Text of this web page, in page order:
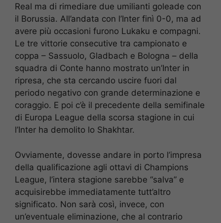
Real ma di rimediare due umilianti goleade con
il Borussia. All’andata con l’Inter finì 0-0, ma ad
avere più occasioni furono Lukaku e compagni.
Le tre vittorie consecutive tra campionato e
coppa – Sassuolo, Gladbach e Bologna – della
squadra di Conte hanno mostrato un’Inter in
ripresa, che sta cercando uscire fuori dal
periodo negativo con grande determinazione e
coraggio. E poi c’è il precedente della semifinale
di Europa League della scorsa stagione in cui
l’Inter ha demolito lo Shakhtar.
Ovviamente, dovesse andare in porto l’impresa
della qualificazione agli ottavi di Champions
League, l’intera stagione sarebbe “salva” e
acquisirebbe immediatamente tutt’altro
significato. Non sarà così, invece, con
un’eventuale eliminazione, che al contrario